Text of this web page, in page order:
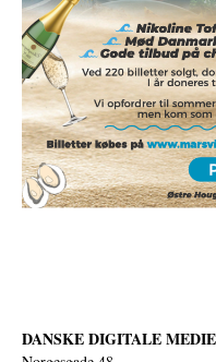
DANSKE DIGITALE